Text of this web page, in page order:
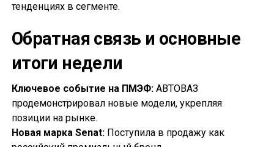
тенденциях в сегменте.
Обратная связь и основные
итоги недели
Ключевое событие на ПМЭФ:АВТОВАЗ
продемонстрировал новые модели, укрепляя
позиции на рынке.
Новая марка Senat:Поступила в продажу как